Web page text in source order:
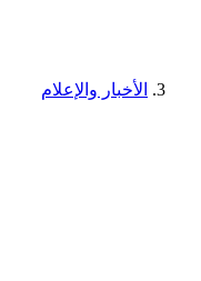
الأخبار والإعلام